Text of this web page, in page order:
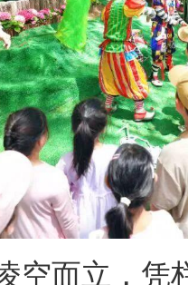
空而立，凭